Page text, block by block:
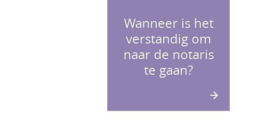
Wanneer is het
verstandig om
naar de notaris
te gaan?